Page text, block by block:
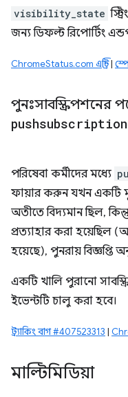
visibility_state
জন্য ডিফল্ট রিপোর্টিং
ChromeStatus.com এন্ট্রি|
পুনঃসাবস্ক্রিপশনের
পরিষেবা কর্মীদের মধ্যে
ফায়ার করুন যখন একটি
অতীতে বিদ্যমান ছিল,
প্রত্যাহার করা হয়েছিল
হয়েছে), পুনরায় বিজ্ঞপ্তি
একটি খালি পুরানো
ইভেন্টটি চালু করা হবে।
ট্র্যাকিং বাগ #407523313 |
মাল্টিমিডিয়া